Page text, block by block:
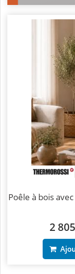
Poêle à bois
2